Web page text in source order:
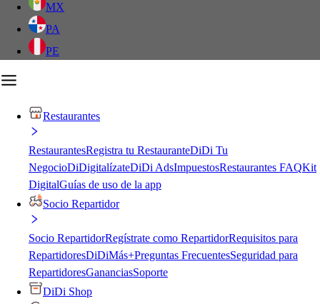
MX
PA
PE
Restaurantes
RestaurantesRegistra tu RestauranteDiDi Tu
NegocioDiDigitalízateDiDi AdsImpuestosRestaurantes FAQKit
DigitalGuías de uso de la app
Socio Repartidor
Socio RepartidorRegístrate como RepartidorRequisitos para
RepartidoresDiDiMás+Preguntas FrecuentesSeguridad para
RepartidoresGananciasSoporte
DiDi Shop